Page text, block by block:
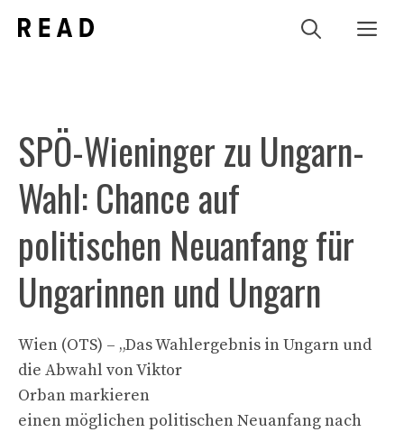
Inhalt
SPÖ-Wieninger zu Ungarn-
Wahl: Chance auf
politischen Neuanfang für
Ungarinnen und Ungarn
Wien (OTS) – „Das Wahlergebnis in Ungarn und
die Abwahl von Viktor
Orban markieren
einen möglichen politischen Neuanfang nach